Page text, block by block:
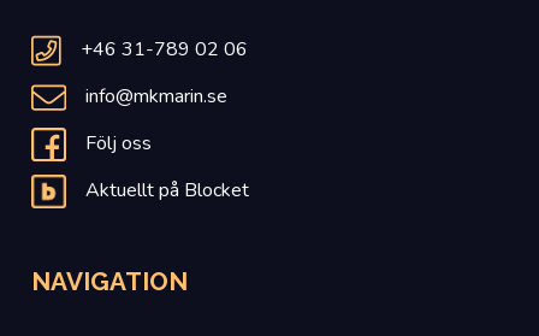
+46 31-789 02 06
info@mkmarin.se
Följ oss
Aktuellt på Blocket
NAVIGATION